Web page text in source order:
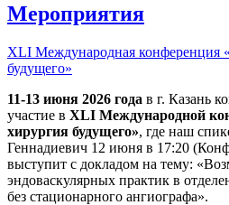
Мероприятия
XLI Международная конференция
будущего»
11-13 июня 2026 года в г. Казань
участие в XLI Международной
хирургия будущего», где наш
Геннадиевич 12 июня в 17:20
выступит с докладом на тему:
эндоваскулярных практик в
без стационарного ангиографа».